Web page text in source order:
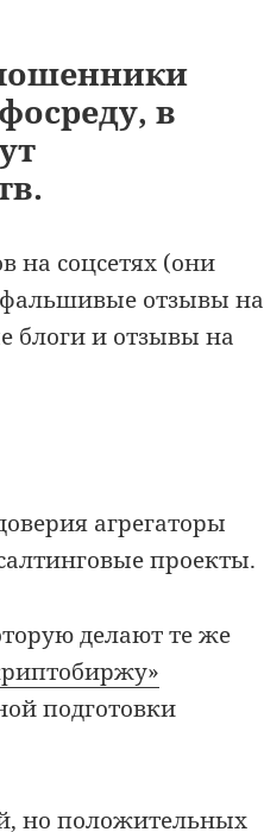
в
на соцсетях (они
фальшивые отзывы на
блоги и отзывы на
агрегаторы
проекты.
делают те же
подготовки
но положительных